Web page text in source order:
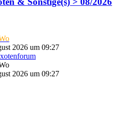
2026 um 09:27
2026 um 09:27